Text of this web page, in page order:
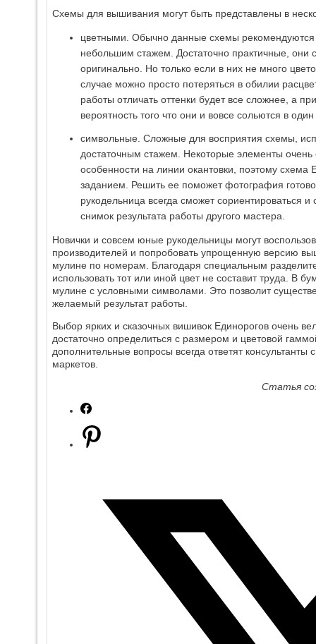
Схемы для вышивания могут быть представлены в
цветными. Обычно данные схемы
небольшим стажем. Достаточно практичные, они
оригинально. Но только если в них не много
случае можно просто потеряться в обилии
работы отличать оттенки будет все сложнее, а
вероятность того что они и вовсе сольются в один
символьные. Сложные для восприятия схемы,
достаточным стажем. Некоторые элементы
особенности на линии окантовки, поэтому схема
заданием. Решить ее поможет фотография
рукодельница всегда сможет сориентироваться
снимок результата работы другого мастера.
Новички и совсем юные рукодельницы могут
производителей и попробовать упрощенную версию
мулине по номерам. Благодаря специальным
использовать тот или иной цвет не составит труда. В
мулине с условными символами. Это позволит
желаемый результат работы.
Выбор ярких и сказочных вишивок Единорогов очень
достаточно определиться с размером и цветовой
дополнительные вопросы всегда ответят консультанты
маркетов.
Статья